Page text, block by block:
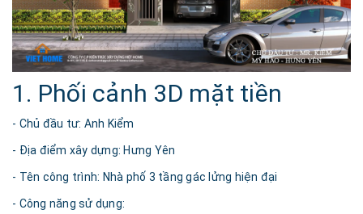
1. Phối cảnh 3D mặt tiền
- Chủ đầu tư: Anh Kiểm
- Địa điểm xây dựng: Hưng Yên
- Tên công trình: Nhà phố 3 tầng gác lửng hiện đại
- Công năng sử dụng: